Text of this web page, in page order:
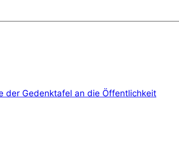
der Gedenktafel an die Öffentlichkeit